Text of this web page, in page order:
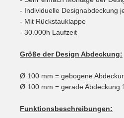
- Individuelle Designabdeckung
- Mit Rückstauklappe
- 30.000h Laufzeit
Größe der Design Abdeckung:
Ø 100 mm = gebogene
Ø 100 mm = gerade Abdeckung
Funktionsbeschreibungen: